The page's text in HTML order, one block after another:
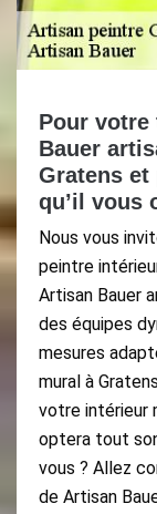
Pour
Bauer
Gratens
qu’il vous
Nous vous
peintre
Artisan Bauer
des équipes
mesures
mural à
votre intérieur
optera tout
vous ? Allez
de Artisan